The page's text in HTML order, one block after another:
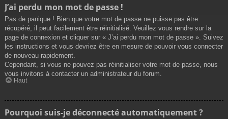
J’ai perdu mon mot de passe !
Pas de panique ! Bien que votre mot de passe ne puisse pas être
récupéré, il peut facilement être réinitialisé. Veuillez vous rendre sur la
page de connexion et cliquer sur « J’ai perdu mon mot de passe ». Suivez
les instructions et vous devriez être en mesure de pouvoir vous connecter
de nouveau rapidement.
Cependant, si vous ne pouvez pas réinitialiser votre mot de passe, nous
vous invitons à contacter un administrateur du forum.
Haut
Pourquoi suis-je déconnecté automatiquement ?